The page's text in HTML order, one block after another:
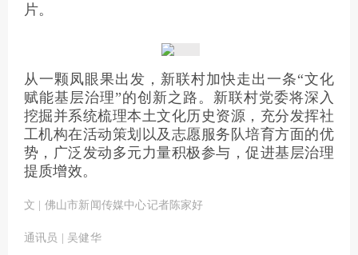
片。
从一颗凤眼果出发，新联村加快走出一条“文化
赋能基层治理”的创新之路。新联村党委将深入
挖掘并系统梳理本土文化历史资源，充分发挥社
工机构在活动策划以及志愿服务队培育方面的优
势，广泛发动多元力量积极参与，促进基层治理
提质增效。
文 | 佛山市新闻传媒中心记者陈家好
通讯员 | 吴健华